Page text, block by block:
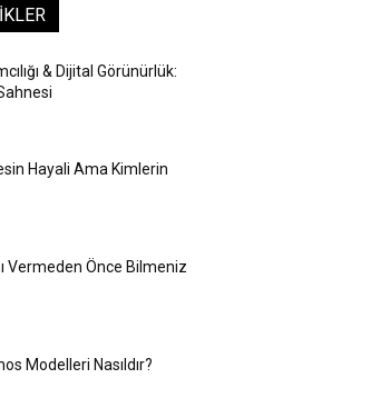
& Dijital Görünürlük:
Hayali Ama Kimlerin
Vermeden Önce Bilmeniz
Modelleri Nasıldır?